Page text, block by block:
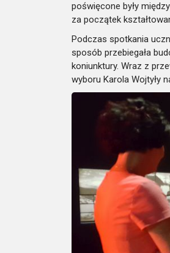
poświęcone były
za początek
Podczas spotkania
sposób przebiegała
koniunktury. Wraz z
wyboru Karola Wojtyły